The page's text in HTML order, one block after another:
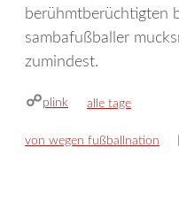
berühmtberüchtigten
sambafußballer
zumindest.
plink kategorien
alle tage
von wegen fußballnation